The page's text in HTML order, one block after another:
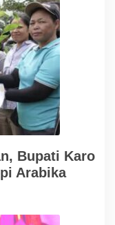
Bupati Karo
Arabika